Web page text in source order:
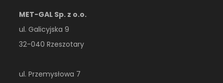
MET-GAL Sp. z o.o.
ul. Galicyjska 9
32-040 Rzeszotary
ul. Przemysłowa 7